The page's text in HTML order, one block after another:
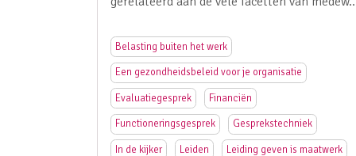
Belasting buiten het werk
Een gezondheidsbeleid voor je organisatie
Evaluatiegesprek Financiën
Functioneringsgesprek Gesprekstechniek
In de kijker Leiden Leiding geven is maatwerk